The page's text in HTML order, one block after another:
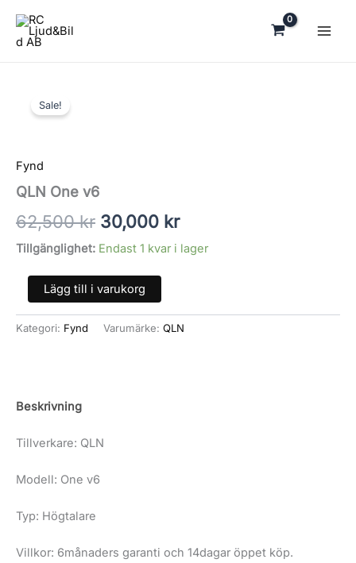
innehåll
Sale!
Fynd
QLN One v6
62,500kr 30,000 kr
Tillgänglighet: Endast 1 kvar i lager
Lägg till i varukorg
Kategori: Fynd Varumärke: QLN
Beskrivning
Tillverkare: QLN
Modell: One v6
Typ: Högtalare
Villkor: 6månaders garanti och 14dagar öppet köp.